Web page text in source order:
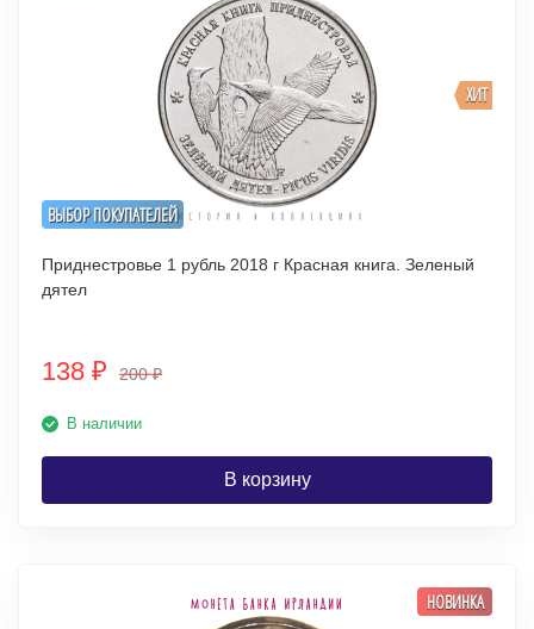
ВЫБОР ПОКУПАТЕЛЕЙ
ХИТ
Приднестровье 1 рубль 2018 г Красная книга. Зеленый
дятел
138 ₽ 200₽
В наличии
В корзину
НОВИНКА